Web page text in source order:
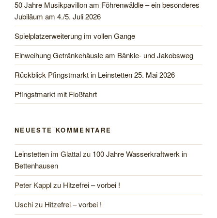
50 Jahre Musikpavillon am Föhrenwäldle – ein besonderes
Jubiläum am 4./5. Juli 2026
Spielplatzerweiterung im vollen Gange
Einweihung Getränkehäusle am Bänkle- und Jakobsweg
Rückblick Pfingstmarkt in Leinstetten 25. Mai 2026
Pfingstmarkt mit Floßfahrt
NEUESTE KOMMENTARE
Leinstetten im Glattalzu 100 Jahre Wasserkraftwerk in
Bettenhausen
Peter Kapplzu Hitzefrei – vorbei !
Uschizu Hitzefrei – vorbei !